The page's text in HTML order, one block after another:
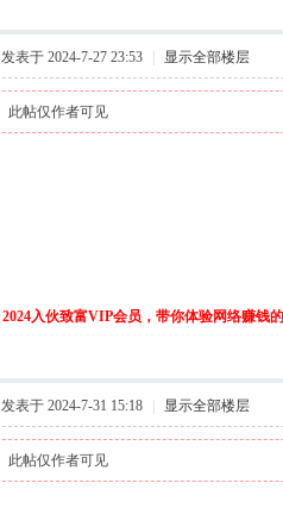
发表于 2024-7-27 23:53 显示全部楼层
此帖仅作者可见
2024入伙致富VIP会员，带你体验网络赚钱
发表于 2024-7-31 15:18 显示全部楼层
此帖仅作者可见